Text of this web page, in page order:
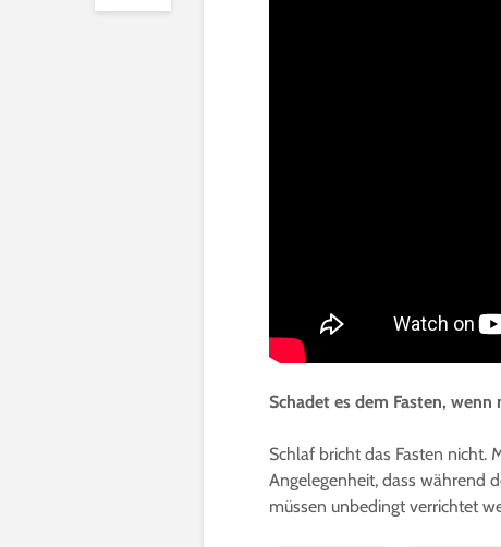
Schadet es dem Fasten,
Schlaf bricht das Fasten nicht.
Angelegenheit, dass während
müssen unbedingt verrichtet